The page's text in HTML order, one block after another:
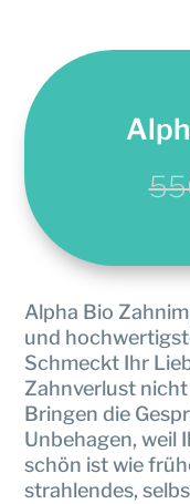
Alpha Bio
und
Schmeckt Ihr
Zahnverlust
Bringen die
Unbehagen, weil
schön ist wie
strahlendes,